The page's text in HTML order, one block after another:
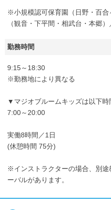
※小規模認可保育園（日野・百合
（観音・下平間・相武台・本郷
勤務時間
9:15～18:30
※勤務地により異なる
▼マジオブルームキッズは以下時
7:00～20:00
実働8時間／1日
(休憩時間 75分)
※インストラクターの場合、別
ーバルがあります。